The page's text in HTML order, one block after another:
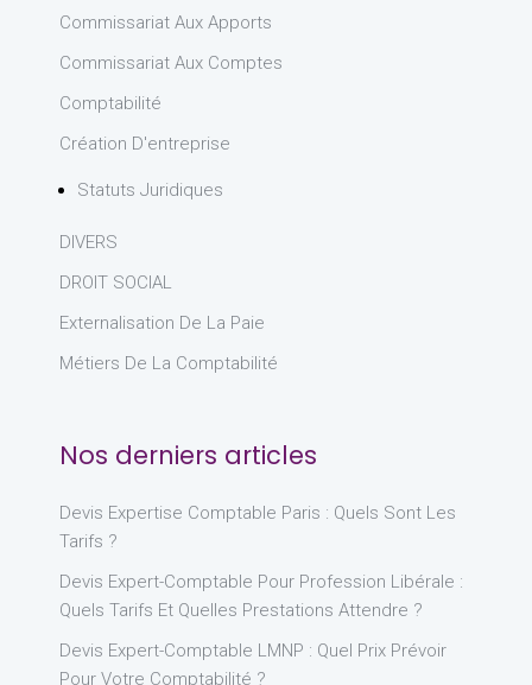
Commissariat Aux Apports
Commissariat Aux Comptes
Comptabilité
Création D'entreprise
Statuts Juridiques
DIVERS
DROIT SOCIAL
Externalisation De La Paie
Métiers De La Comptabilité
Nos derniers articles
Devis Expertise Comptable Paris : Quels Sont Les
Tarifs ?
Devis Expert-Comptable Pour Profession Libérale :
Quels Tarifs Et Quelles Prestations Attendre ?
Devis Expert-Comptable LMNP : Quel Prix Prévoir
Pour Votre Comptabilité ?